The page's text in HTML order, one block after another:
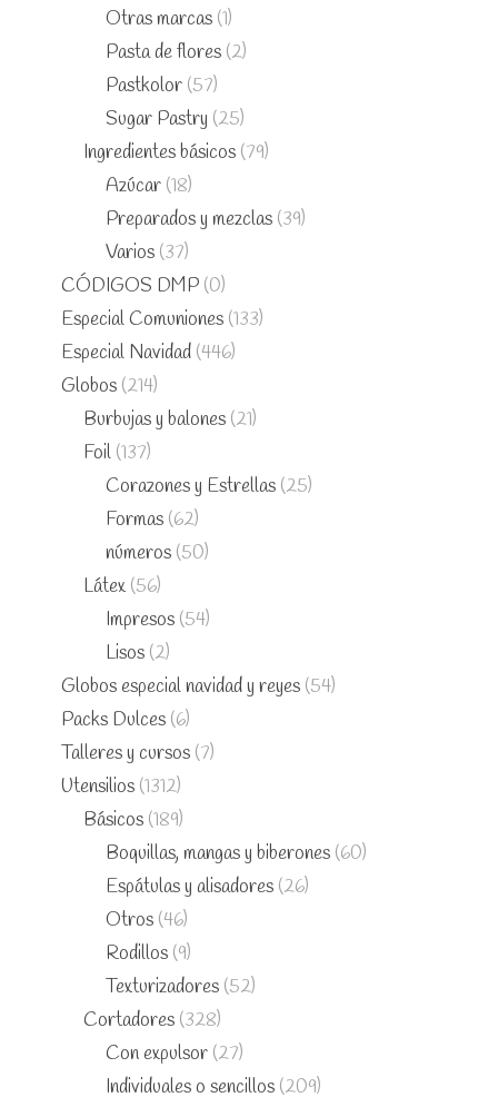
Otras marcas (1)
Pasta de flores (2)
Pastkolor (57)
Sugar Pastry (25)
Ingredientes básicos (79)
Azúcar (18)
Preparados y mezclas (39)
Varios (37)
CÓDIGOS DMP (0)
Especial Comuniones (133)
Especial Navidad (446)
Globos (214)
Burbujas y balones (21)
Foil (137)
Corazones y Estrellas (25)
Formas (62)
números (50)
Látex (56)
Impresos (54)
Lisos (2)
Globos especial navidad y reyes (54)
Packs Dulces (6)
Talleres y cursos (7)
Utensilios (1312)
Básicos (189)
Boquillas, mangas y biberones (60)
Espátulas y alisadores (26)
Otros (46)
Rodillos (9)
Texturizadores (52)
Cortadores (328)
Con expulsor (27)
Individuales o sencillos (209)